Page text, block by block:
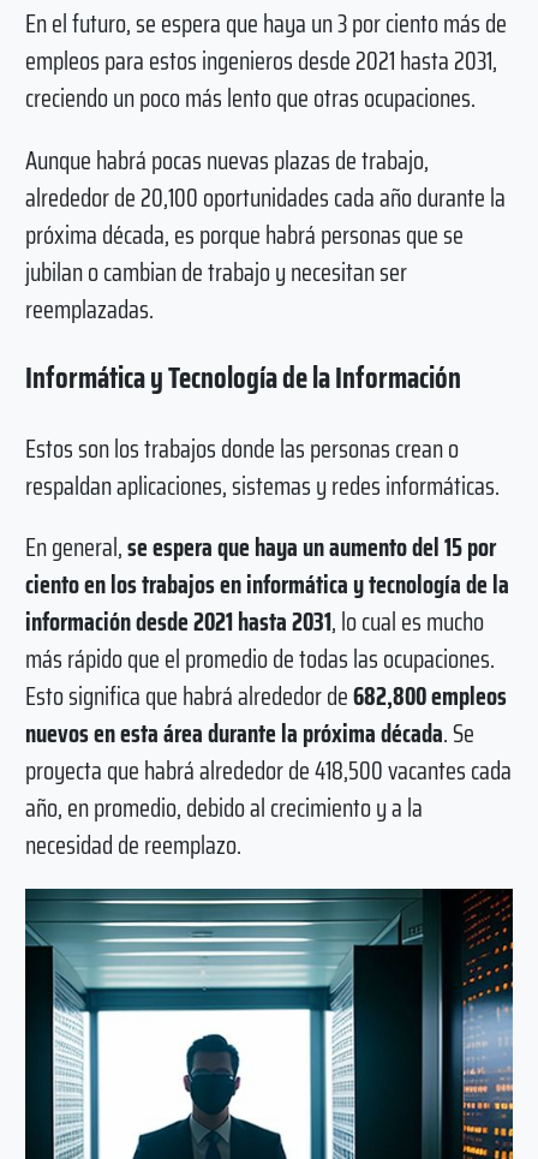
En el futuro, se espera que haya un 3 por ciento más de
empleos para estos ingenieros desde 2021 hasta 2031,
creciendo un poco más lento que otras ocupaciones.
Aunque habrá pocas nuevas plazas de trabajo,
alrededor de 20,100 oportunidades cada año durante la
próxima década, es porque habrá personas que se
jubilan o cambian de trabajo y necesitan ser
reemplazadas.
Informática y Tecnología de la Información
Estos son los trabajos donde las personas crean o
respaldan aplicaciones, sistemas y redes informáticas.
En general,se espera que haya un aumento del 15 por
ciento en los trabajos en informática y tecnología de la
información desde 2021 hasta 2031, lo cual es mucho
más rápido que el promedio de todas las ocupaciones.
Esto significa que habrá alrededor de682,800 empleos
nuevos en esta área durante la próxima década. Se
proyecta que habrá alrededor de 418,500 vacantes cada
año, en promedio, debido al crecimiento y a la
necesidad de reemplazo.